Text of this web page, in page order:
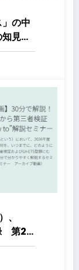
の中
見、
価値
、
第2
の対
つ